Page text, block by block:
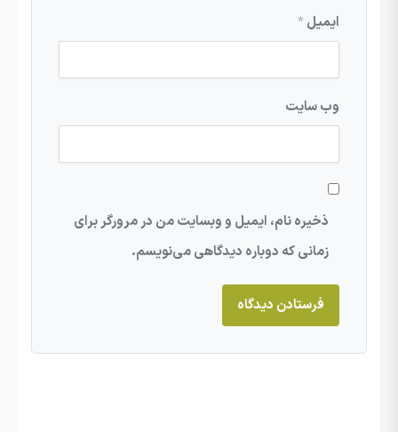
ایمیل*
وب‌ سایت
ذخیره نام، ایمیل و وبسایت من در مرورگر برای
زمانی که دوباره دیدگاهی می‌نویسم.